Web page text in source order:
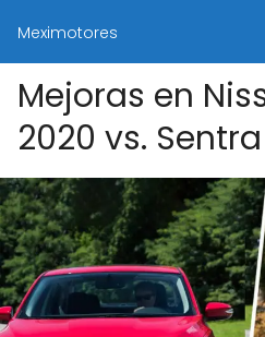
Meximotores
Mejoras en
2020 vs.